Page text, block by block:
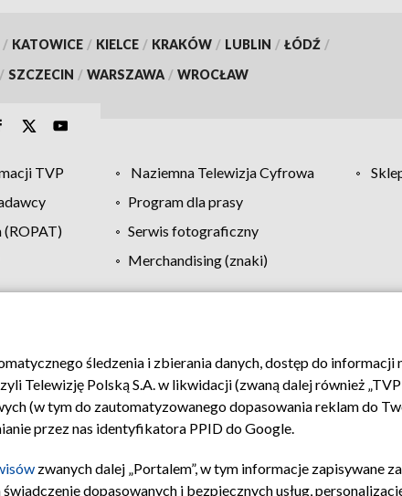
/ KATOWICE / KIELCE / KRAKÓW / LUBLIN / ŁÓDŹ /
/ SZCZECIN / WARSZAWA / WROCŁAW
TVP Naziemna Telewizja Cyfrowa
Program dla prasy
(ROPAT)
Serwis fotograficzny
Merchandising (znaki)
Pomoc Biuro reklamy Kontakt
śledzenia i zbierania danych, dostęp do informacji
Telewizję Polską S.A. w likwidacji (zwaną dalej również
(w tym do zautomatyzowanego dopasowania reklam do
przez nas identyfikatora PPID do Google.
zwanych dalej „Portalem”, w tym informacje zapisywane
dopasowanych i bezpiecznych usług,